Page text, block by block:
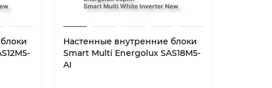
Настенные внутренние блоки
Smart Multi Energolux SAS18M5-
AI